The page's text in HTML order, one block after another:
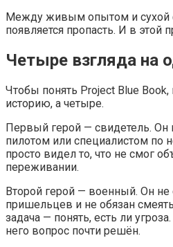
Между живым опытом и сухой
появляется пропасть. И в этой
Четыре взгляда на
Чтобы понять Project Blue
историю, а четыре.
Первый герой — свидетель. Он
пилотом или специалистом по
просто видел то, что не смог
переживании.
Второй герой — военный. Он не
пришельцев и не обязан
задача — понять, есть ли
него вопрос почти решён.